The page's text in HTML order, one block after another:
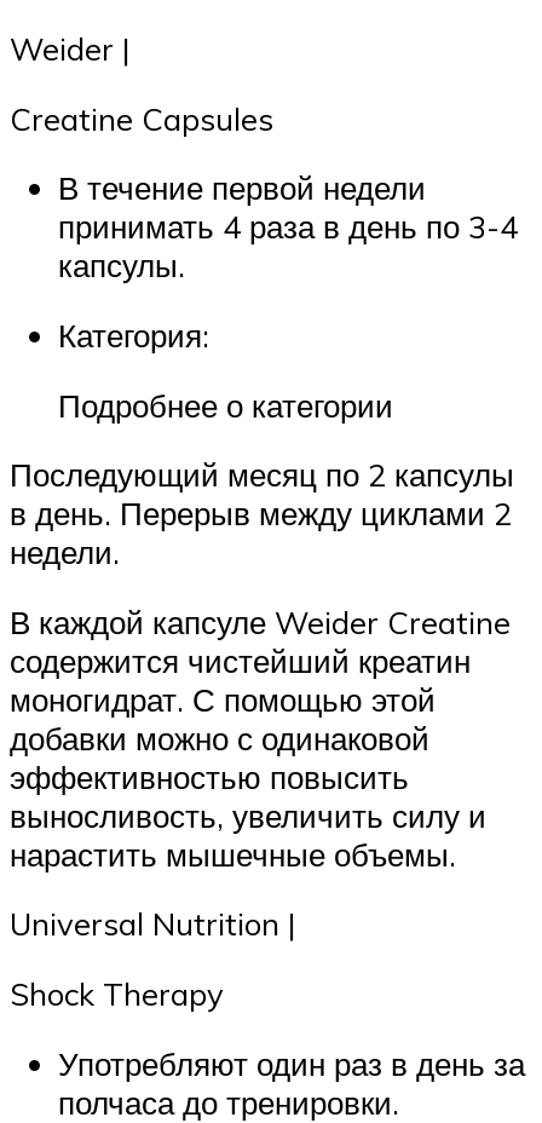
Weider |
Creatine Capsules
В течение первой недели
принимать 4 раза в день по 3-4
капсулы.
Категория:
Подробнее о категории
Последующий месяц по 2 капсулы
в день. Перерыв между циклами 2
недели.
В каждой капсуле Weider Creatine
содержится чистейший креатин
моногидрат. С помощью этой
добавки можно с одинаковой
эффективностью повысить
выносливость, увеличить силу и
нарастить мышечные объемы.
Universal Nutrition |
Shock Therapy
Употребляют один раз в день за
полчаса до тренировки.